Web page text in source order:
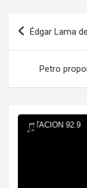
Navegación
entradas
Édgar Lama
Petro